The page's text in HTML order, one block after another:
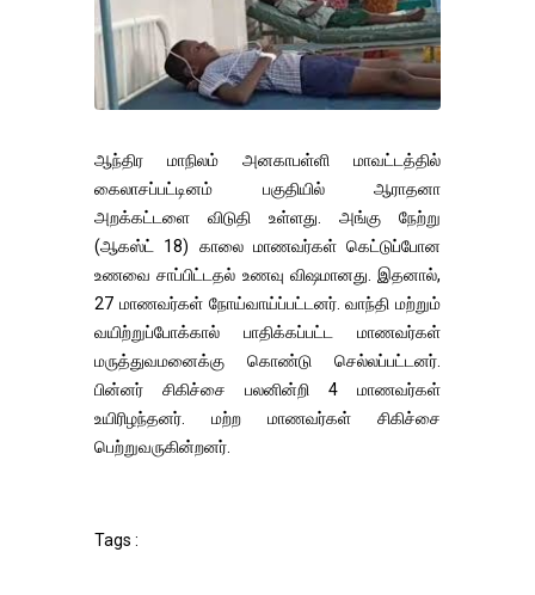
ஆந்திர மாநிலம் அனகாபள்ளி மாவட்டத்தில்
கைலாசப்பட்டினம் பகுதியில் ஆராதனா
அறக்கட்டளை விடுதி உள்ளது. அங்கு நேற்று
(ஆகஸ்ட் 18) காலை மாணவர்கள் கெட்டுப்போன
உணவை சாப்பிட்டதல் உணவு விஷமானது. இதனால்,
27 மாணவர்கள் நோய்வாய்ப்பட்டனர். வாந்தி மற்றும்
வயிற்றுப்போக்கால் பாதிக்கப்பட்ட மாணவர்கள்
மருத்துவமனைக்கு கொண்டு செல்லப்பட்டனர்.
பின்னர் சிகிச்சை பலனின்றி 4 மாணவர்கள்
உயிரிழந்தனர். மற்ற மாணவர்கள் சிகிச்சை
பெற்றுவருகின்றனர்.
Tags :